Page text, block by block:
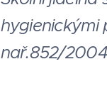
hygienickými
nař.852/